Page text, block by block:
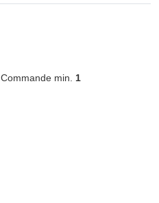
Commande min. 1